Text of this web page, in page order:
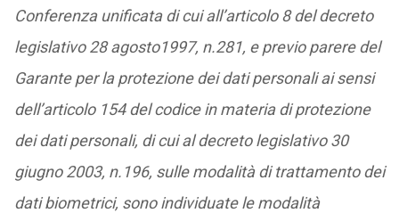
Conferenza unificata di cui all’articolo 8 del decreto
legislativo 28 agosto1997, n.281, e previo parere del
Garante per la protezione dei dati personali ai sensi
dell’articolo 154 del codice in materia di protezione
dei dati personali, di cui al decreto legislativo 30
giugno 2003, n.196, sulle modalità di trattamento dei
dati biometrici, sono individuate le modalità